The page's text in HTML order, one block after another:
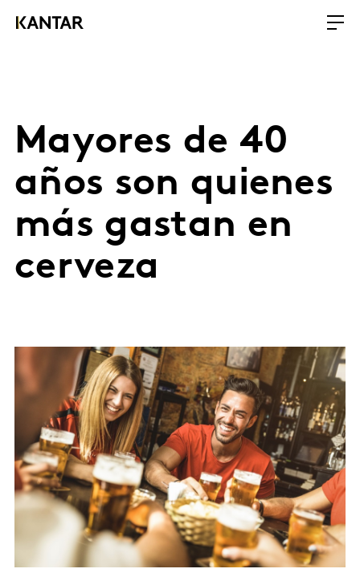
Mayores de 40
años son quienes
más gastan en
cerveza